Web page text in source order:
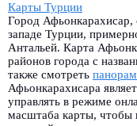
Карты Турции
Город
западе Турции,
Антальей. Карта
районов города с
также смотреть
Афьонкарахисара
управлять в режиме
масштаба карты, чтобы